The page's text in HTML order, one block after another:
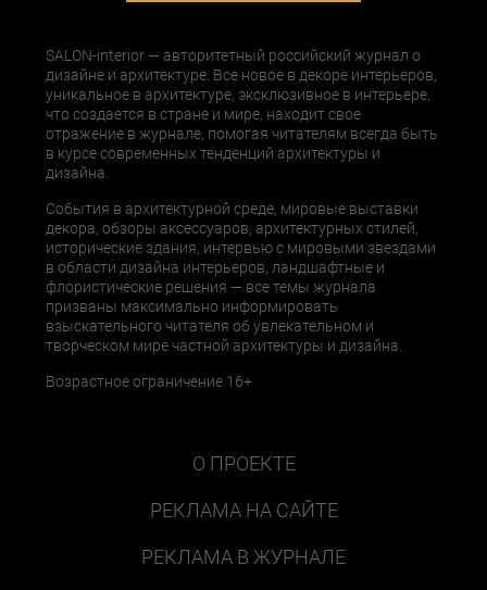
SALON-interior — авторитетный российский журнал о
дизайне и архитектуре. Все новое в декоре интерьеров,
уникальное в архитектуре, эксклюзивное в интерьере,
что создается в стране и мире, находит свое
отражение в журнале, помогая читателям всегда быть
в курсе современных тенденций архитектуры и
дизайна.
События в архитектурной среде, мировые выставки
декора, обзоры аксессуаров, архитектурных стилей,
исторические здания, интервью с мировыми звездами
в области дизайна интерьеров, ландшафтные и
флористические решения — все темы журнала
призваны максимально информировать
взыскательного читателя об увлекательном и
творческом мире частной архитектуры и дизайна.
Возрастное ограничение 16+
О ПРОЕКТЕ
РЕКЛАМА НА САЙТЕ
РЕКЛАМА В ЖУРНАЛЕ